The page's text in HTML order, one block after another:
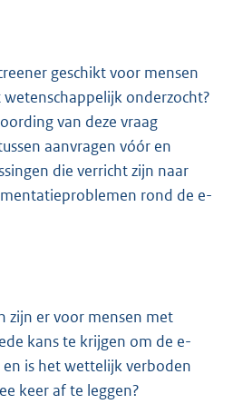
geschikt voor mensen
onderzocht?
van deze vraag
aanvragen vóór en
die verricht zijn naar
rond de e-
zijn er voor mensen met
kans te krijgen om de e-
is het wettelijk verboden
keer af te leggen?